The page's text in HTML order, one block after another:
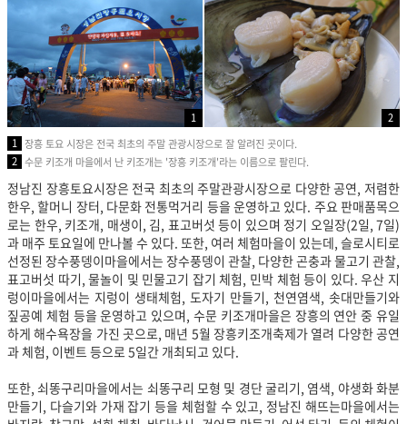
1
2
1 장흥 토요 시장은 전국 최초의 주말 관광시장으로 잘 알려진 곳이다.
2 수문 키조개 마을에서 난 키조개는 '장흥 키조개'라는 이름으로 팔린다.
정남진 장흥토요시장은 전국 최초의 주말관광시장으로 다양한 공연, 저렴한
한우, 할머니 장터, 다문화 전통먹거리 등을 운영하고 있다. 주요 판매품목으
로는 한우, 키조개, 매생이, 김, 표고버섯 등이 있으며 정기 오일장(2일, 7일)
과 매주 토요일에 만나볼 수 있다. 또한, 여러 체험마을이 있는데, 슬로시티로
선정된 장수풍뎅이마을에서는 장수풍뎅이 관찰, 다양한 곤충과 물고기 관찰,
표고버섯 따기, 물놀이 및 민물고기 잡기 체험, 민박 체험 등이 있다. 우산 지
렁이마을에서는 지렁이 생태체험, 도자기 만들기, 천연염색, 솟대만들기와
짚공예 체험 등을 운영하고 있으며, 수문 키조개마을은 장흥의 연안 중 유일
하게 해수욕장을 가진 곳으로, 매년 5월 장흥키조개축제가 열려 다양한 공연
과 체험, 이벤트 등으로 5일간 개최되고 있다.
또한, 쇠똥구리마을에서는 쇠똥구리 모형 및 경단 굴리기, 염색, 야생화 화분
만들기, 다슬기와 가재 잡기 등을 체험할 수 있고, 정남진 해뜨는마을에서는